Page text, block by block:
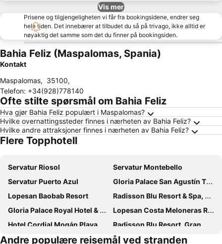
Vis mer
Prisene og tilgjengeligheten vi får fra bookingsidene, endrer seg
hele tiden. Det innebærer at tilbudet du så på trivago, ikke alltid er
nøyaktig det samme som det du finner på bookingsiden.
Bahia Feliz (Maspalomas, Spania)
Kontakt
Maspalomas, 35100,
Telefon: +34(928)778140
Ofte stilte spørsmål om Bahia Feliz
Hva gjør Bahia Feliz populært i Maspalomas?
Hvilke overnattingssteder finnes i nærheten av Bahia Feliz?
Hvilke andre attraksjoner finnes i nærheten av Bahia Feliz?
Flere Topphotell
Servatur Riosol
Servatur Montebello
Servatur Puerto Azul
Gloria Palace San Agustín Thalasso & Hotel
Lopesan Baobab Resort
Radisson Blu Resort & Spa, Gran Canaria Mogan
Gloria Palace Royal Hotel & Spa
Lopesan Costa Meloneras Resort & SPA
Hotel Cordial Mogán Playa
Radisson Blu Resort, Gran Canaria
Servatur Altamar
Abora Buenaventura by Lopesan Hotels
Andre populære reisemål ved stranden